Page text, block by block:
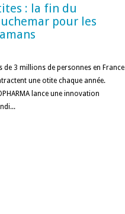
: la fin du
pour les
de 3 millions de personnes en France
une otite chaque année.
lance une innovation